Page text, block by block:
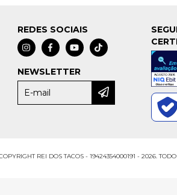
REDES SOCIAIS
NEWSLETTER
REI DOS TACOS - 19424354000191 - 2026.